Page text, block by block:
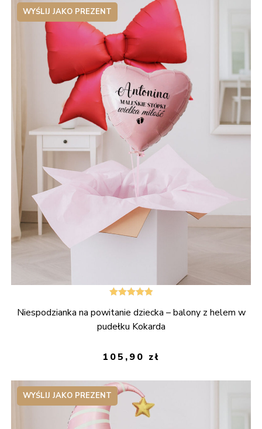
WYŚLIJ JAKO PREZENT
5.00na 5
Niespodzianka na powitanie dziecka – balony z helem w
pudełku Kokarda
105,90 zł
WYŚLIJ JAKO PREZENT